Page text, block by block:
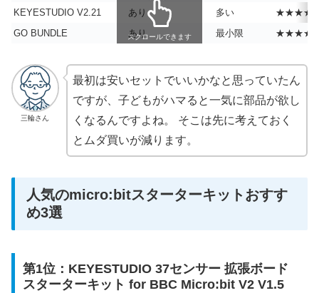
KEYESTUDIO V2.21
あり 多い
GO BUNDLE
あり 最小限
スクロールできます
三輪さん
最初は安いセットでいいかなと思っていたん
ですが、子どもがハマると一気に部品が欲し
くなるんですよね。 そこは先に考えておく
とムダ買いが減ります。
人気のmicro:bitスターターキットおすす
め3選
第1位：KEYESTUDIO 37センサー 拡張ボード
スターターキット for BBC Micro:bit V2 V1.5